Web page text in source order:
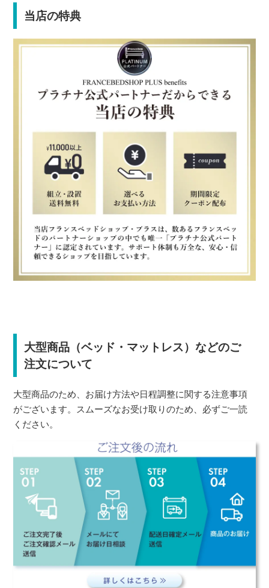
当店の特典
大型商品（ベッド・マットレス）などのご
注文について
大型商品のため、お届け方法や日程調整に関する注意事項
がございます。スムーズなお受け取りのため、必ずご一読
ください。